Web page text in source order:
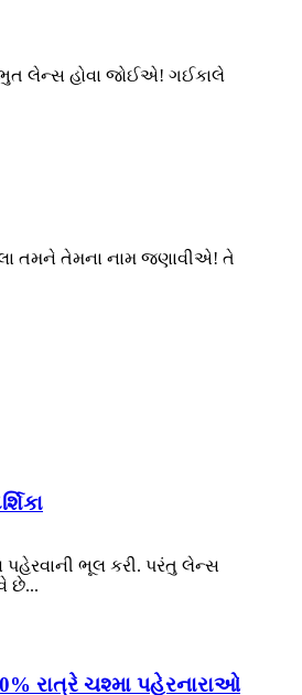
લેન્સ હોવા જોઈએ! ગઈકાલે
તમને તેમના નામ જણાવીએ! તે
પહેરવાની ભૂલ કરી. પરંતુ લેન્સ
છે...
રાત્રે ચશ્મા પહેરનારાઓ